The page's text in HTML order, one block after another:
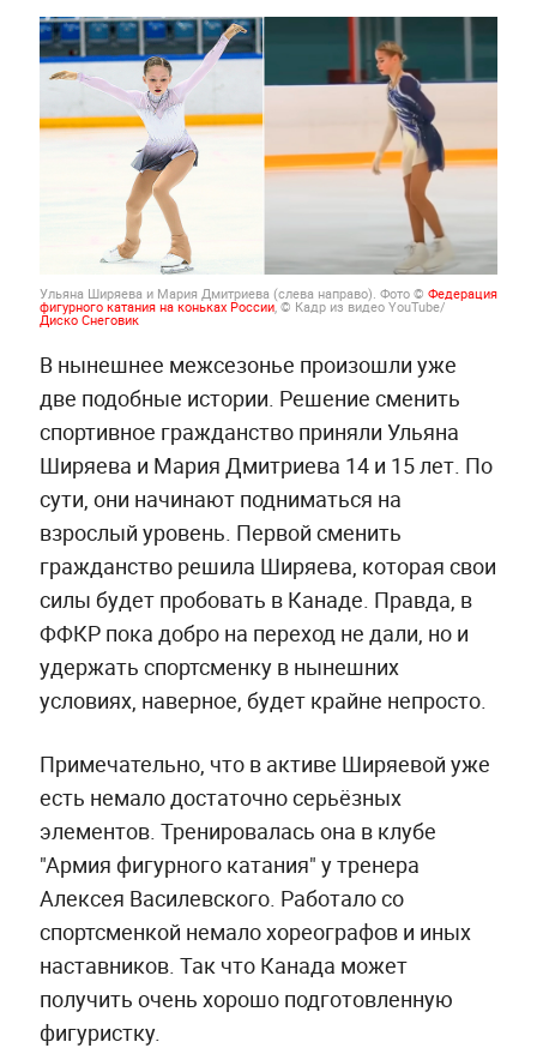
Ульяна Ширяева и Мария Дмитриева (слева направо). Фото © Федерация
фигурного катания на коньках России, © Кадр из видео YouTube/
Диско Снеговик
В нынешнее межсезонье произошли уже
две подобные истории. Решение сменить
спортивное гражданство приняли Ульяна
Ширяева и Мария Дмитриева 14 и 15 лет. По
сути, они начинают подниматься на
взрослый уровень. Первой сменить
гражданство решила Ширяева, которая свои
силы будет пробовать в Канаде. Правда, в
ФФКР пока добро на переход не дали, но и
удержать спортсменку в нынешних
условиях, наверное, будет крайне непросто.
Примечательно, что в активе Ширяевой уже
есть немало достаточно серьёзных
элементов. Тренировалась она в клубе
"Армия фигурного катания" у тренера
Алексея Василевского. Работало со
спортсменкой немало хореографов и иных
наставников. Так что Канада может
получить очень хорошо подготовленную
фигуристку.